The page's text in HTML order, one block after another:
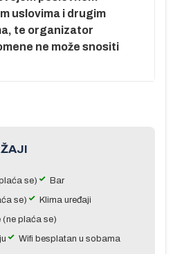
uslovima i drugim
te organizator
ne može snositi
se)
Bar
se)
Klima uređaji
(ne plaća se)
Wifi besplatan u sobama